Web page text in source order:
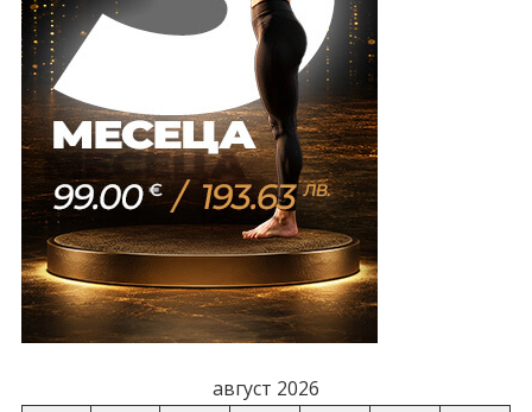
август 2026